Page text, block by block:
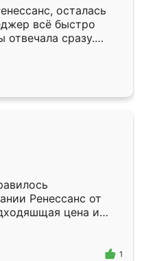
осталась
всё быстро
отвечала сразу.
подошёл к
Собрали
аккуратно, даже
Ренессанс от
цена и
Приехавший
самый
1